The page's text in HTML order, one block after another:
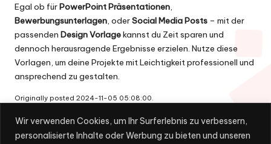
Wir verwenden Cookies, um Ihr Surferlebnis zu verbessern,
personalisierte Inhalte oder Werbung zu bieten und unseren
Egal ob fürPowerPoint Präsentationen,
Bewerbungsunterlagen, oderSocial Media Posts – mit der
passenden Design Vorlagekannst du Zeit sparen und
dennoch herausragende Ergebnisse erzielen. Nutze diese
Vorlagen, um deine Projekte mit Leichtigkeit professionell und
ansprechend zu gestalten.
Originally posted 2024-11-05 05:08:00.